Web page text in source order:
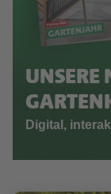
UNSERE
Digital,